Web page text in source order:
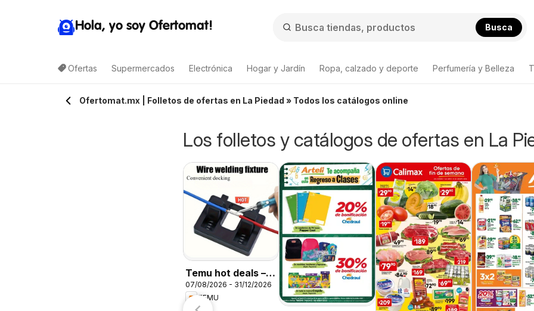
Hola, yo soy Ofertomat! Busca
Ofertas Supermercados Electrónica Hogar y Jardín Ropa, calzado y deporte Perfumería y Belleza
Ofertomat.mx | Folletos de ofertas en La Piedad » Todos los catálogos online
Los folletos y catálogos de ofertas en La
Temu hot deals –
Mexico
07/08/2026 - 31/12/2026
TEMU